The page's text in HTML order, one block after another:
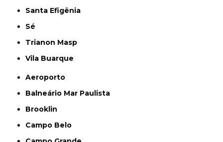
Santa Efigênia
Sé
Trianon Masp
Vila Buarque
Aeroporto
Balneário Mar Paulista
Brooklin
Campo Belo